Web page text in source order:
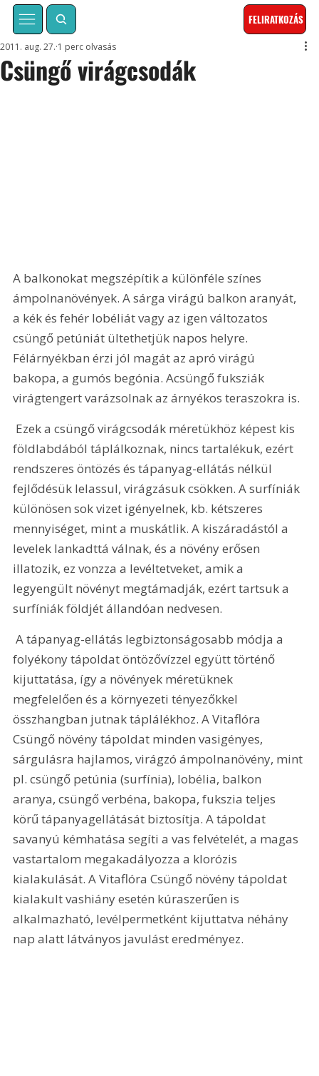
FELIRATKOZÁS
Csüngő virágcsodák
2011. aug. 27. 1 perc olvasás
A balkonokat megszépítik a különféle színes
ámpolnanövények. A sárga virágú balkon aranyát,
a kék és fehér lobéliát vagy az igen változatos
csüngő petúniát ültethetjük napos helyre.
Félárnyékban érzi jól magát az apró virágú
bakopa, a gumós begónia. Acsüngő fuksziák
virágtengert varázsolnak az árnyékos teraszokra is.
földlabdából táplálkoznak, nincs tartalékuk, ezért
rendszeres öntözés és tápanyag-ellátás nélkül
fejlődésük lelassul, virágzásuk csökken. A surfíniák
különösen sok vizet igényelnek, kb. kétszeres
mennyiséget, mint a muskátlik. A kiszáradástól a
levelek lankadttá válnak, és a növény erősen
illatozik, ez vonzza a levéltetveket, amik a
legyengült növényt megtámadják, ezért tartsuk a
surfíniák földjét állandóan nedvesen.
A tápanyag-ellátás legbiztonságosabb módja a
folyékony tápoldat öntözővízzel együtt történő
kijuttatása, így a növények méretüknek
megfelelően és a környezeti tényezőkkel
összhangban jutnak táplálékhoz. A Vitaflóra
Csüngő növény tápoldat minden vasigényes,
sárgulásra hajlamos, virágzó ámpolnanövény, mint
pl. csüngő petúnia (surfínia), lobélia, balkon
aranya, csüngő verbéna, bakopa, fukszia teljes
körű tápanyagellátását biztosítja. A tápoldat
savanyú kémhatása segíti a vas felvételét, a magas
vastartalom megakadályozza a klorózis
kialakulását. A Vitaflóra Csüngő növény tápoldat
kialakult vashiány esetén kúraszerűen is
alkalmazható, levélpermetként kijuttatva néhány
nap alatt látványos javulást eredményez.